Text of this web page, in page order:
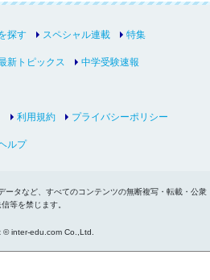
探す スペシャル連載 特集
新トピックス 中学受験速報
利用規約 プライバシーポリシー
ルプ
ータなど、すべてのコンテンツの無断複写・転載・公衆
等を禁じます。
© inter-edu.com Co.,Ltd.